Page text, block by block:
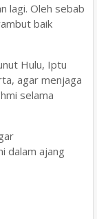
lagi. Oleh sebab
baik
Hulu, Iptu
agar menjaga
selama
dalam ajang